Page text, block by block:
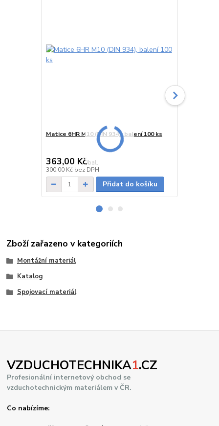
Matice 6HR M10 (DIN 934), balení 100 ks
363,00 Kč/bal.
300,00 Kč bez DPH
Přidat do košíku
Zboží zařazeno v kategoriích
Montážní materiál
Katalog
Spojovací materiál
VZDUCHOTECHNIKA1.CZ
Profesionální internetový obchod se
vzduchotechnickým materiálem v ČR.
Co nabízíme: